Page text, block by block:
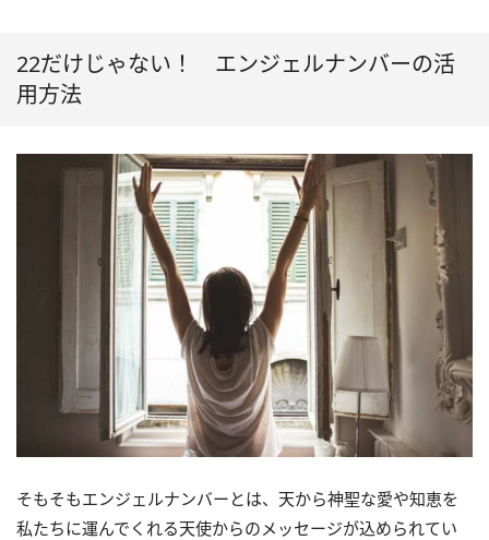
22だけじゃない！ エンジェルナンバーの活
用方法
そもそもエンジェルナンバーとは、天から神聖な愛や知恵を
私たちに運んでくれる天使からのメッセージが込められてい